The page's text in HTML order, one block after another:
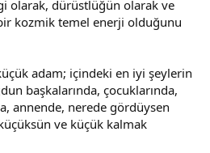
olarak, dürüstlüğün olarak ve
kozmik temel enerji olduğunu
adam; içindeki en iyi şeylerin
başkalarında, çocuklarında,
annende, nerede gördüysen
ve küçük kalmak